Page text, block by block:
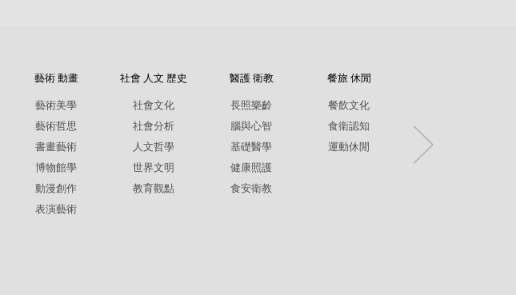
藝術 動畫
藝術美學
藝術哲思
書畫藝術
博物館學
動漫創作
表演藝術
社會 人文 歷史
社會文化
社會分析
人文哲學
世界文明
教育觀點
醫護 衛教
長照樂齡
腦與心智
基礎醫學
健康照護
食安衛教
餐旅 休閒
餐飲文化
食衛認知
運動休閒
社政人文